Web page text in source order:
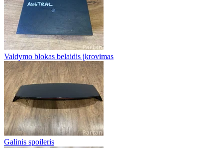
Valdymo blokas belaidis įkrovimas
Galinis spoileris